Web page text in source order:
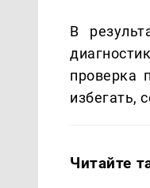
В
проверка
избегать,
Читайте